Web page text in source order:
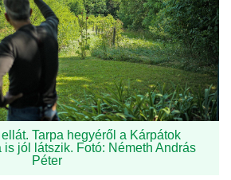
Tarpa hegyéről a Kárpátok
jól látszik. Fotó: Németh András
Péter